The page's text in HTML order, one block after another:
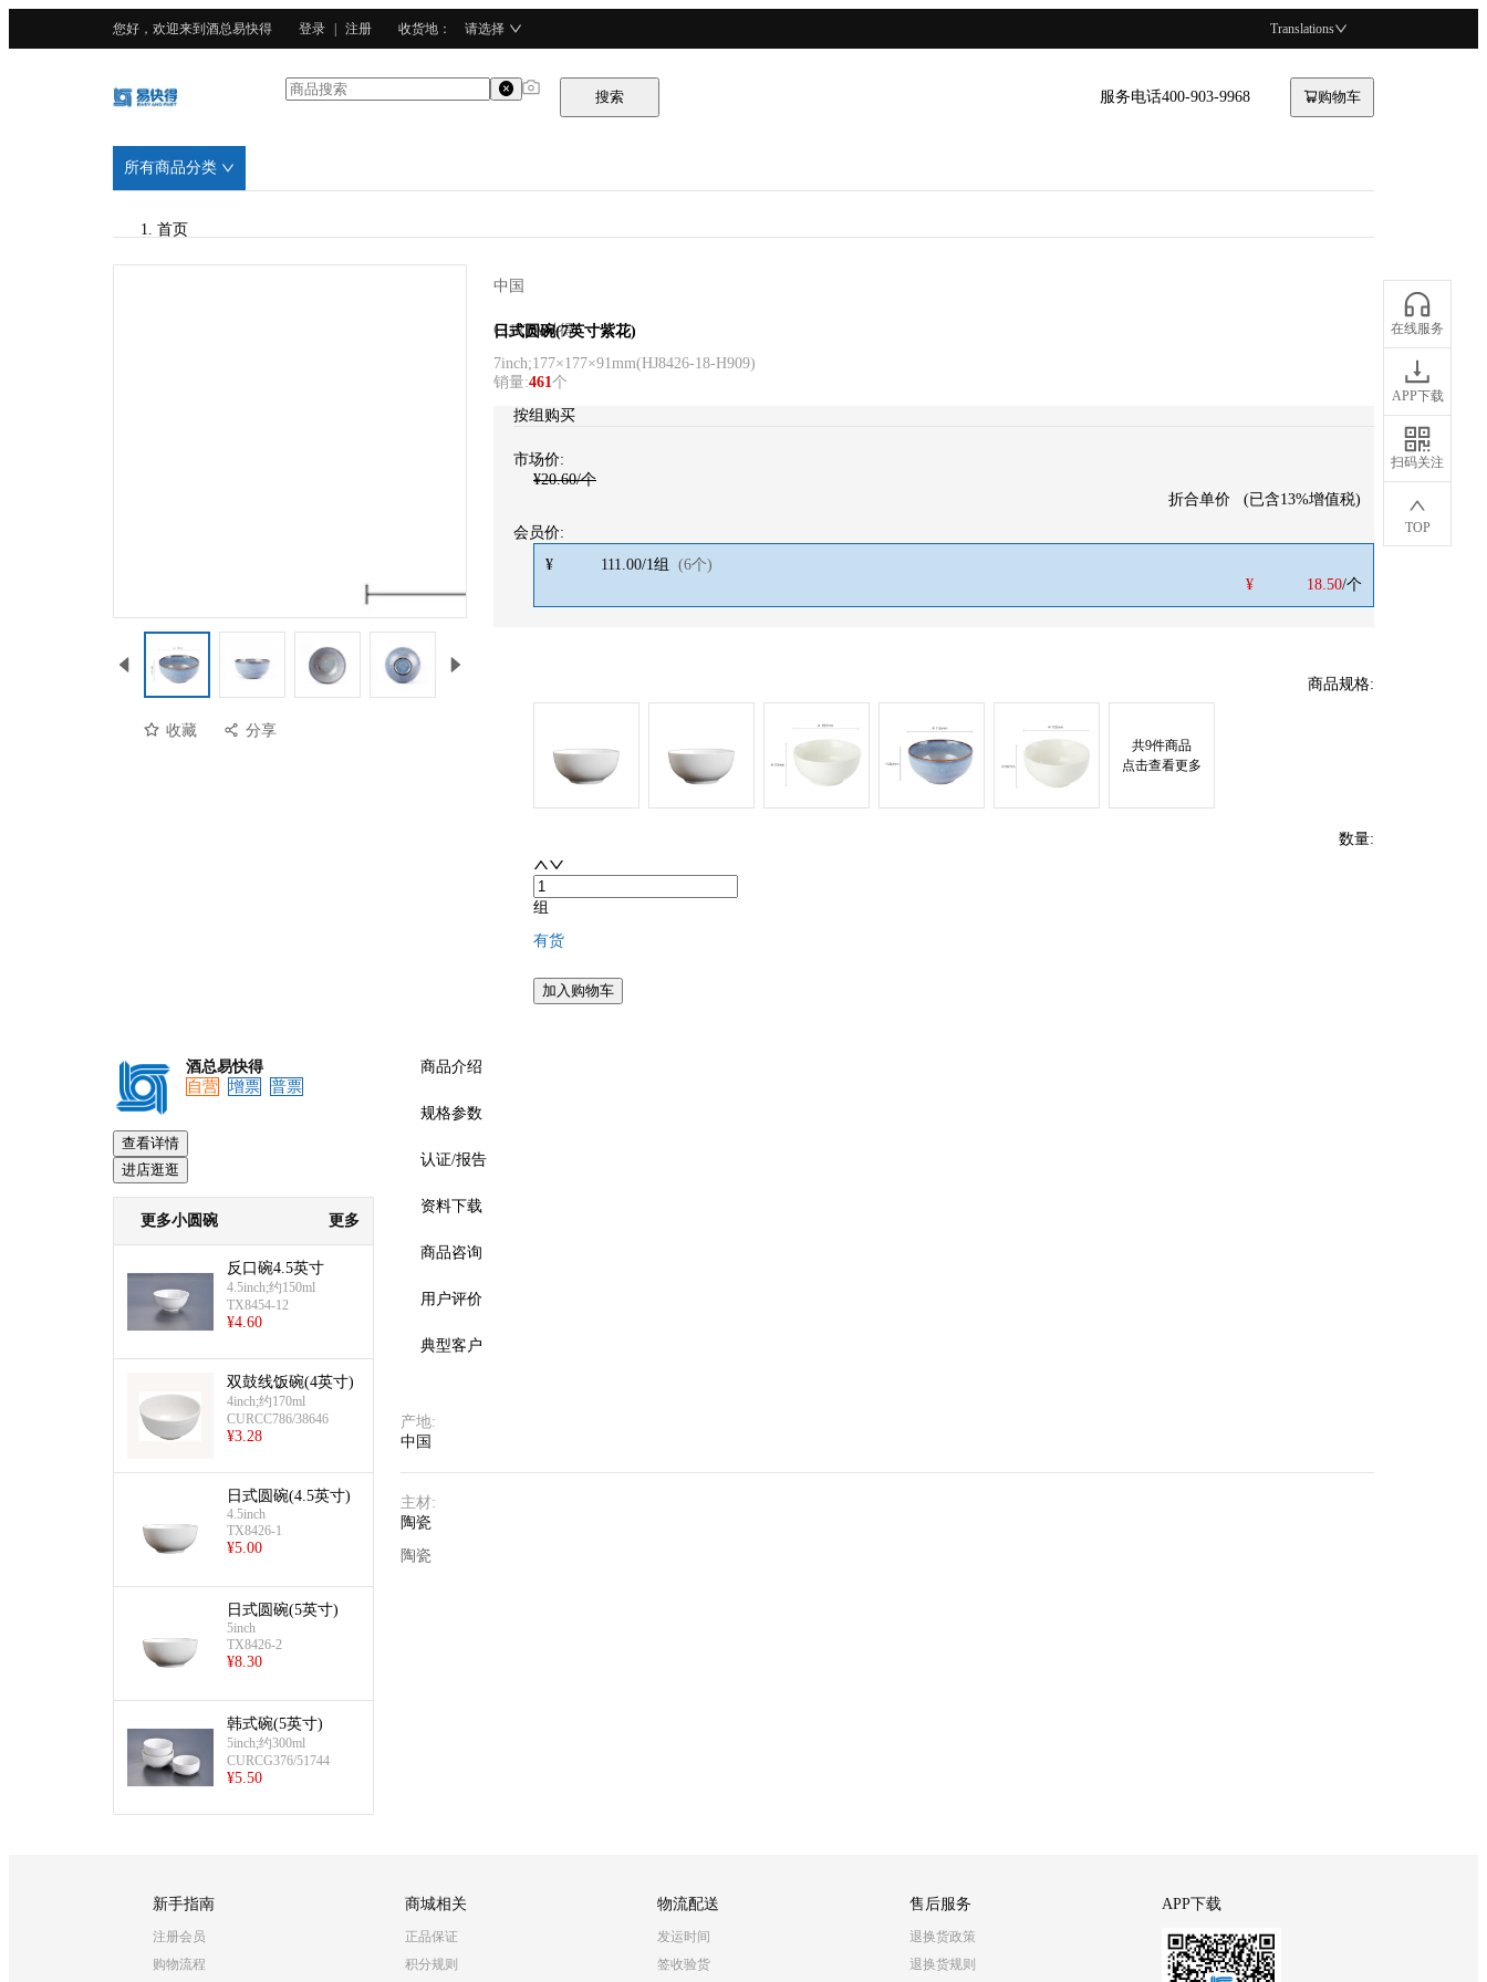
您好，欢迎来到酒总易快得 登录 注册 收货地 ： 请选择 Translations
搜索 服务电话400-903-9968 购物车
所有商品分类
在线服务
APP下载
扫码关注
TOP
首页
预览
收藏 分享
中国
CURTA科得
日式圆碗(7英寸紫花)
7inch;177×177×91mm(HJ8426-18-H909)
销量:461个
按组 购买
市场价:
¥20.60/个
折合单价
(已含13%增值税)
会员价:
¥
111.00/1组 (6个)
¥
18.50/个
商品规格:
共9件商品
点击查看更多
数量:
组
有货
加入购物车
酒总易快得
自营
增票 普票
查看详情
进店逛逛
更多小圆碗 更多
反口碗4.5英寸
4.5inch;约150ml
TX8454-12
¥4.60
双鼓线饭碗(4英寸)
4inch;约170ml
CURCC786/38646
¥3.28
日式圆碗(4.5英寸)
4.5inch
TX8426-1
¥5.00
日式圆碗(5英寸)
5inch
TX8426-2
¥8.30
韩式碗(5英寸)
5inch;约300ml
CURCG376/51744
¥5.50
商品介绍
规格参数
认证/报告
资料下载
商品咨询
用户评价
典型客户
产地:
中国
主材:
陶瓷
陶瓷
新手指南
注册会员
购物流程
商城相关
正品保证
积分规则
物流配送
发运时间
签收验货
售后服务
退换货政策
退换货规则
APP下载